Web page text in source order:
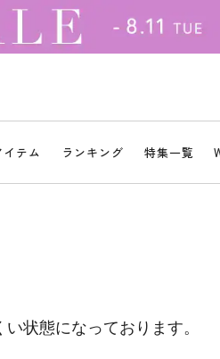
テム ランキング 特集一覧
状態になっております。